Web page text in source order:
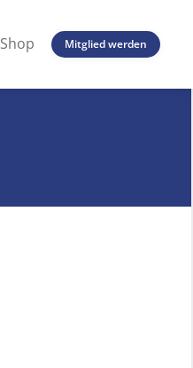
Shop Mitglied werden